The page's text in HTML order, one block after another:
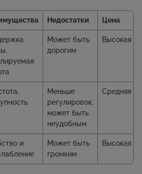
Недостатки Цена
Может быть
дорогим
Высокая
Меньше
регулировок,
может быть
неудобным
Средняя
и
Может быть
громким
Высокая